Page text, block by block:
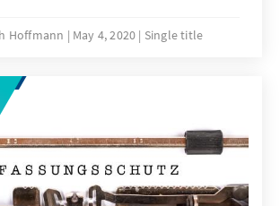
internationale
Hoffmann May 4, 2020 Single title